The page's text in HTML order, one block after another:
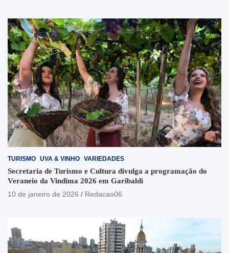
TURISMO UVA & VINHO VARIEDADES
Secretaria de Turismo e Cultura divulga a programação do
Veraneio da Vindima 2026 em Garibaldi
10 de janeiro de 2026
Redacao06